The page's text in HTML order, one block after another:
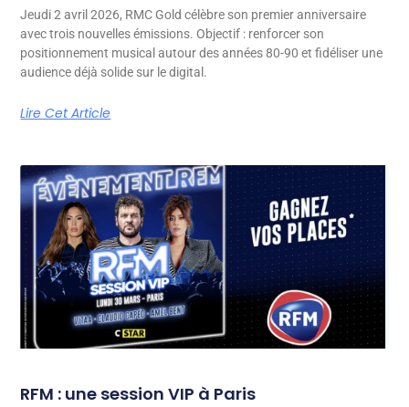
Jeudi 2 avril 2026, RMC Gold célèbre son premier anniversaire
avec trois nouvelles émissions. Objectif : renforcer son
positionnement musical autour des années 80-90 et fidéliser une
audience déjà solide sur le digital.
Lire Cet Article
RFM : une session VIP à Paris